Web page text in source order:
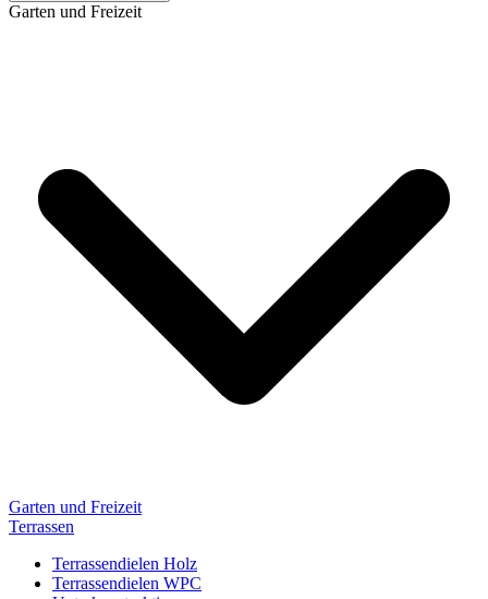
Garten und Freizeit
Garten und Freizeit
Terrassen
Terrassendielen Holz
Terrassendielen WPC